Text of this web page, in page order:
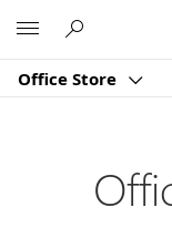
Office Store